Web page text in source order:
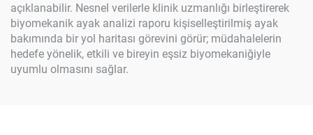
açıklanabilir. Nesnel verilerle klinik uzmanlığı birleştirerek
biyomekanik ayak analizi raporu kişiselleştirilmiş ayak
bakımında bir yol haritası görevini görür; müdahalelerin
hedefe yönelik, etkili ve bireyin eşsiz biyomekaniğiyle
uyumlu olmasını sağlar.